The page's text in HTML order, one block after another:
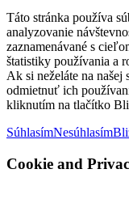
Táto stránka používa
analyzovanie
zaznamenávané s
štatistiky používania a
Ak si neželáte na
odmietnuť ich
kliknutím na tlačítko
SúhlasímNesúhlasím
Cookie and